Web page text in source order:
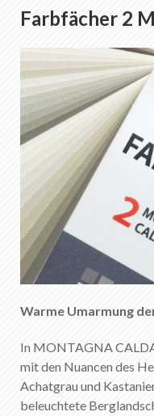
Farbfächer 2
Warme Umarmung
In MONTAGNA
mit den Nuancen des
Achatgrau und
beleuchtete